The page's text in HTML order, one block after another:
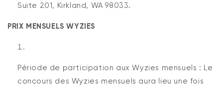
Suite 201, Kirkland, WA 98033.
PRIX MENSUELS WYZIES
Période de participation aux Wyzies mensuels : Le
concours des Wyzies mensuels aura lieu une fois